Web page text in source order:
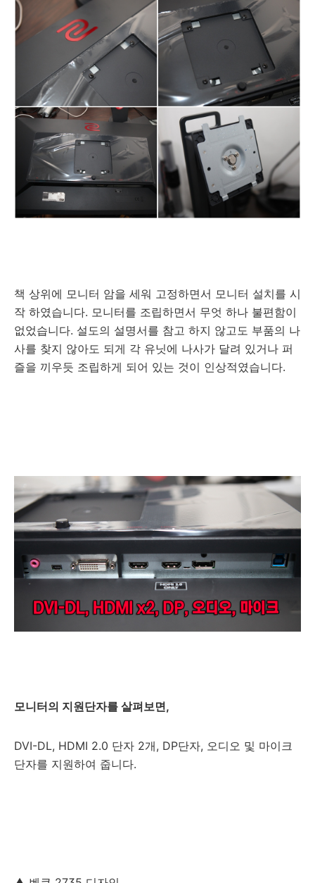
책 상위에 모니터 암을 세워 고정하면서 모니터 설치를 시
작 하였습니다. 모니터를 조립하면서 무엇 하나 불편함이
없었습니다. 설도의 설명서를 참고 하지 않고도 부품의 나
사를 찾지 않아도 되게 각 유닛에 나사가 달려 있거나 퍼
즐을 끼우듯 조립하게 되어 있는 것이 인상적였습니다.
모니터의 지원단자를 살펴보면,
DVI-DL, HDMI 2.0 단자 2개, DP단자, 오디오 및 마이크
단자를 지원하여 줍니다.